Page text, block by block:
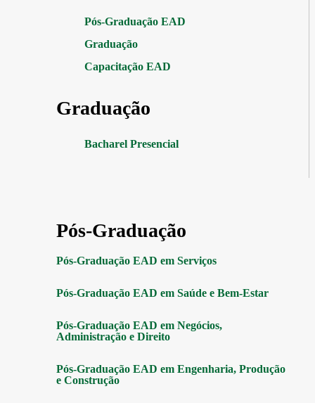
Pós-Graduação EAD
Graduação
Capacitação EAD
Graduação
Bacharel Presencial
Pós-Graduação
Pós-Graduação EAD em Serviços
Pós-Graduação EAD em Saúde e Bem-Estar
Pós-Graduação EAD em Negócios,
Administração e Direito
Pós-Graduação EAD em Engenharia, Produção
e Construção